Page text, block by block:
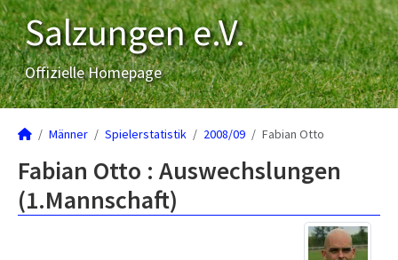
Salzungen e.V.
Offizielle Homepage
Männer Spielerstatistik 2008/09 Fabian Otto
Fabian Otto : Auswechslungen
(1.Mannschaft)